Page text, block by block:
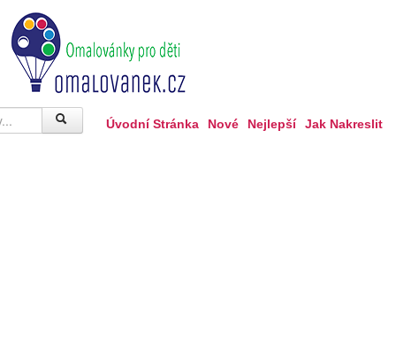
Úvodní Stránka Nové Nejlepší Jak Nakreslit